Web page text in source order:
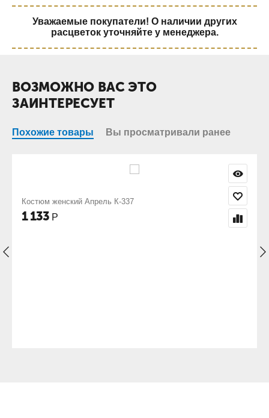
Уважаемые покупатели! О наличии других
расцветок уточняйте у менеджера.
ВОЗМОЖНО ВАС ЭТО
ЗАИНТЕРЕСУЕТ
Похожие товары Вы просматривали ранее
Пижама женская Алена